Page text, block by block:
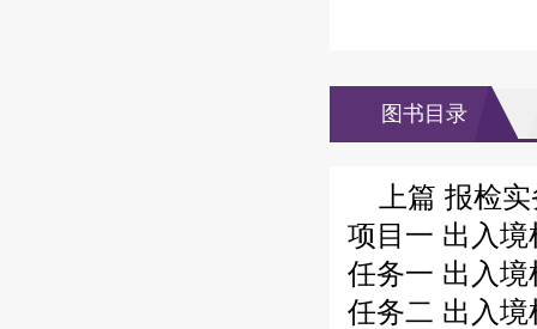
图书目录
上篇 报检
项目一 出入
任务一 出入
任务二 出入